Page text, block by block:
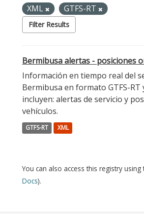
XML
GTFS-RT
Filter Results
Bermibusa alertas - posiciones
Información en tiempo real del
Bermibusa en formato GTFS-RT
incluyen: alertas de servicio y
vehículos.
GTFS-RT XML
You can also access this registry using
Docs).